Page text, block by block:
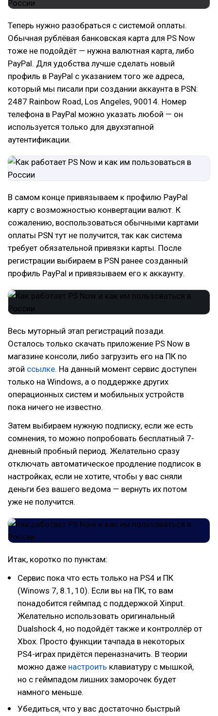
Теперь нужно разобраться с системой оплаты.
Обычная рублёвая банковская карта для PS Now
тоже не подойдёт — нужна валютная карта, либо
PayPal. Для удобства лучше сделать новый
профиль в PayPal с указанием того же адреса,
который мы писали при создании аккаунта в PSN:
2487 Rainbow Road, Los Angeles, 90014. Номер
телефона в PayPal можно указать любой — он
используется только для двухэтапной
аутентификации.
В самом конце привязываем к профилю PayPal
карту с возможностью конвертации валют. К
сожалению, воспользоваться обычными картами
оплаты PSN тут не получится, так как система
требует обязательной привязки карты. После
регистрации выбираем в PSN ранее созданный
профиль PayPal и привязываем его к аккаунту.
Весь муторный этап регистраций позади.
Осталось только скачать приложение PS Now в
магазине консоли, либо загрузить его на ПК по
этой ссылке. На данный момент сервис доступен
только на Windows, а о поддержке других
операционных систем и мобильных устройств
пока ничего не известно.
Затем выбираем нужную подписку, если же есть
сомнения, то можно попробовать бесплатный 7-
дневный пробный период. Желательно сразу
отключать автоматическое продление подписок в
настройках, если не хотите, чтобы у вас сняли
деньги без вашего ведома — вернуть их потом
уже не получится.
Итак, коротко по пунктам:
Сервис пока что есть только на PS4 и ПК
(Winows 7, 8.1, 10). Если вы на ПК, то вам
понадобится геймпад с поддержкой Xinput.
Желательно использовать оригинальный
Dualshock 4, но подойдёт также и контроллёр от
Xbox. Просто функции тачпада в некоторых
PS4-играх придётся переназначить. В теории
можно даже настроить клавиатуру с мышкой,
но с геймпадом лишних заморочек будет
намного меньше.
Убедиться, что у вас достаточно быстрый